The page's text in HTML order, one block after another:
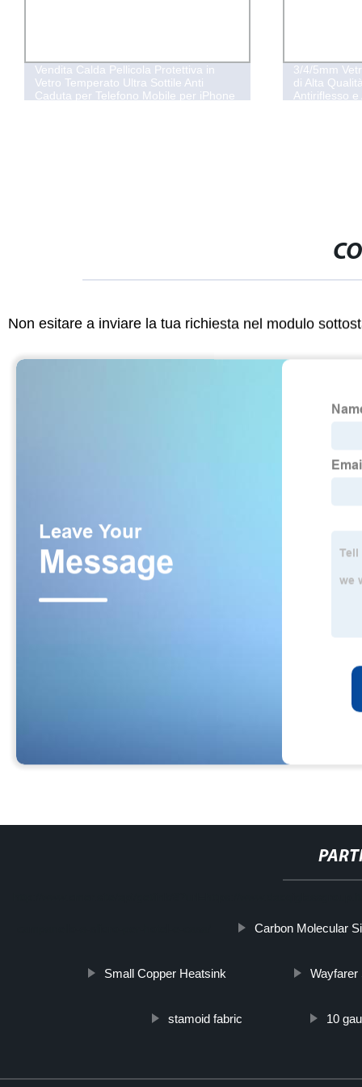
Vendita Calda Pellicola Protettiva in
Vetro Temperato Ultra Sottile Anti
Caduta per Telefono Mobile per iPhone
3/4/5mm
di Alta
Antiriflesso
Non esitare a inviare la tua richiesta nel modulo
Carbon Molecular
Small Copper Heatsink
stamoid fabric 10